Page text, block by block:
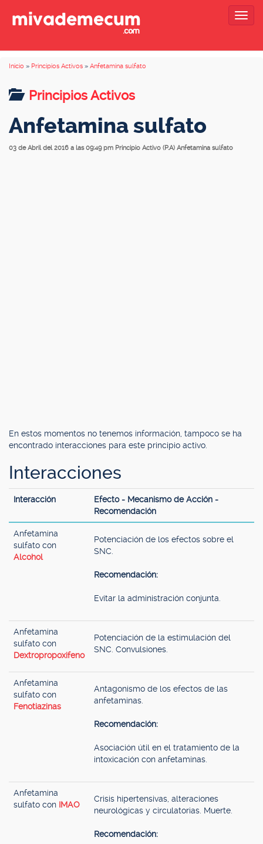
Inicio » Principios Activos » Anfetamina sulfato
Principios Activos
Anfetamina sulfato
03 de Abril del 2016 a las 09:49 pm Principio Activo (P.A) Anfetamina sulfato
En estos momentos no tenemos información, tampoco se ha
encontrado interacciones para este principio activo.
Interacciones
Interacción
Efecto - Mecanismo de Acción -
Recomendación
Anfetamina
sulfato con
Alcohol
Potenciación de los efectos sobre el
SNC.
Recomendación:
Evitar la administración conjunta.
Anfetamina
sulfato con
Dextropropoxifeno
Potenciación de la estimulación del
SNC. Convulsiones.
Anfetamina
sulfato con
Fenotiazinas
Antagonismo de los efectos de las
anfetaminas.
Recomendación:
Asociación útil en el tratamiento de la
intoxicación con anfetaminas.
Anfetamina
sulfato con IMAO
Crisis hipertensivas, alteraciones
neurológicas y circulatorias. Muerte.
Recomendación: